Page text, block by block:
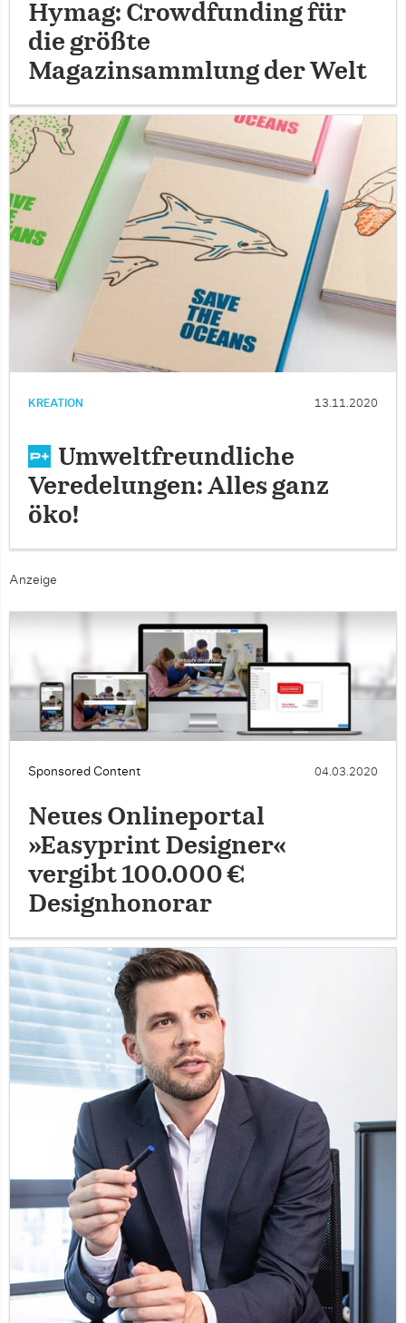
Hymag: Crowdfunding für
die größte
Magazinsammlung der Welt
KREATION 13.11.2020
Umweltfreundliche
Veredelungen: Alles ganz
öko!
Anzeige
Sponsored Content 04.03.2020
Neues Onlineportal
»Easyprint Designer«
vergibt 100.000 €
Designhonorar